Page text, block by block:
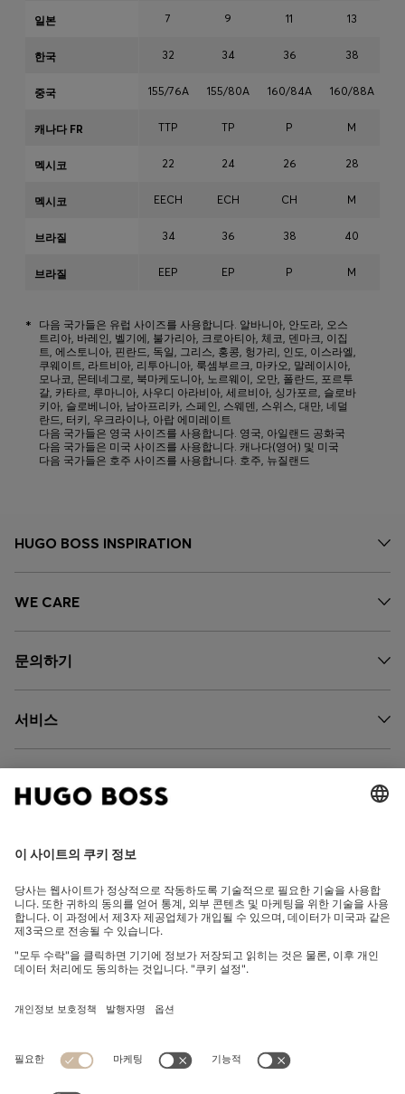
매장 위치
언어 (
7 9 11 13
32 34 36 38
155/76A 155/80A 160/84A 160/88A
TTP TP P M
22 24 26 28
EECH ECH CH M
34 36 38 40
EEP EP P M
일본
한국
중국
캐나다 FR
멕시코
멕시코
브라질
브라질
*
다음 국가들은 유럽 사이즈를 사용합니다. 알바니아, 안도라, 오스
트리아, 바레인, 벨기에, 불가리아, 크로아티아, 체코, 덴마크, 이집
트, 에스토니아, 핀란드, 독일, 그리스, 홍콩, 헝가리, 인도, 이스라엘,
쿠웨이트, 라트비아, 리투아니아, 룩셈부르크, 마카오, 말레이시아,
모나코, 몬테네그로, 북마케도니아, 노르웨이, 오만, 폴란드, 포르투
갈, 카타르, 루마니아, 사우디 아라비아, 세르비아, 싱가포르, 슬로바
키아, 슬로베니아, 남아프리카, 스페인, 스웨덴, 스위스, 대만, 네덜
란드, 터키, 우크라이나, 아랍 에미레이트
다음 국가들은 영국 사이즈를 사용합니다. 영국, 아일랜드 공화국
다음 국가들은 미국 사이즈를 사용합니다. 캐나다(영어) 및 미국
다음 국가들은 호주 사이즈를 사용합니다. 호주, 뉴질랜드
HUGO BOSS INSPIRATION
WE CARE
문의하기
서비스
국가 변경: